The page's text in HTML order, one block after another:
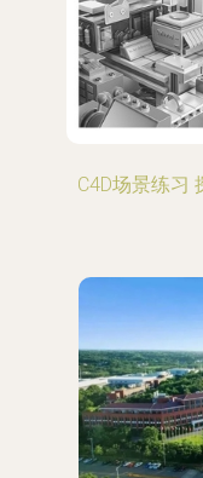
C4D场景练习